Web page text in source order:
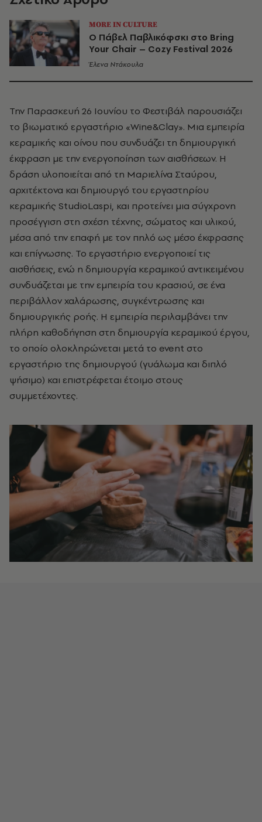
MORE IN CULTURE
Ο Πάβελ Παβλικόφσκι στο Bring
Your Chair – Cozy Festival 2026
Έλενα Ντάκουλα
Την Παρασκευή 26 Ιουνίου το Φεστιβάλ παρουσιάζει
το βιωματικό εργαστήριο «Wine&Clay». Μια εμπειρία
κεραμικής και οίνου που συνδυάζει τη δημιουργική
έκφραση με την ενεργοποίηση των αισθήσεων. Η
δράση υλοποιείται από τη Μαριελίνα Σταύρου,
αρχιτέκτονα και δημιουργό του εργαστηρίου
κεραμικής StudioLaspi, και προτείνει μια σύγχρονη
προσέγγιση στη σχέση τέχνης, σώματος και υλικού,
μέσα από την επαφή με τον πηλό ως μέσο έκφρασης
και επίγνωσης. Το εργαστήριο ενεργοποιεί τις
αισθήσεις, ενώ η δημιουργία κεραμικού αντικειμένου
συνδυάζεται με την εμπειρία του κρασιού, σε ένα
περιβάλλον χαλάρωσης, συγκέντρωσης και
δημιουργικής ροής. Η εμπειρία περιλαμβάνει την
πλήρη καθοδήγηση στη δημιουργία κεραμικού έργου,
το οποίο ολοκληρώνεται μετά το event στο
εργαστήριο της δημιουργού (γυάλωμα και διπλό
ψήσιμο) και επιστρέφεται έτοιμο στους
συμμετέχοντες.